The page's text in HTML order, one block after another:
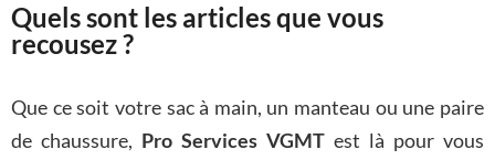
Quels sont les articles que vous
recousez ?
Que ce soit votre sac à main, un manteau ou une paire
de chaussure, Pro Services VGMT est là pour vous